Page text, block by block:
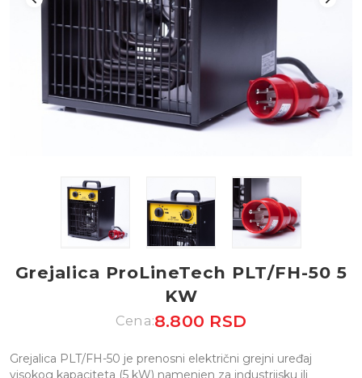
Grejalica ProLineTech PLT/FH-50 5
KW
Cena:8.800 RSD
Grejalica PLT/FH-50 je prenosni električni grejni uređaj
visokog kapaciteta (5 kW) namenjen za industrijsku ili